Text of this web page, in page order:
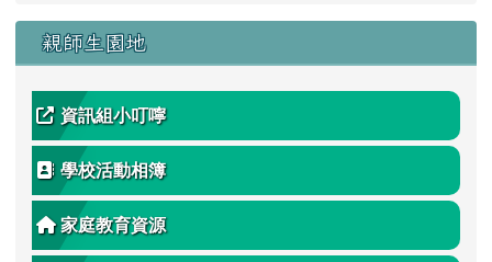
親師生園地
資訊組小叮嚀
學校活動相簿
家庭教育資源